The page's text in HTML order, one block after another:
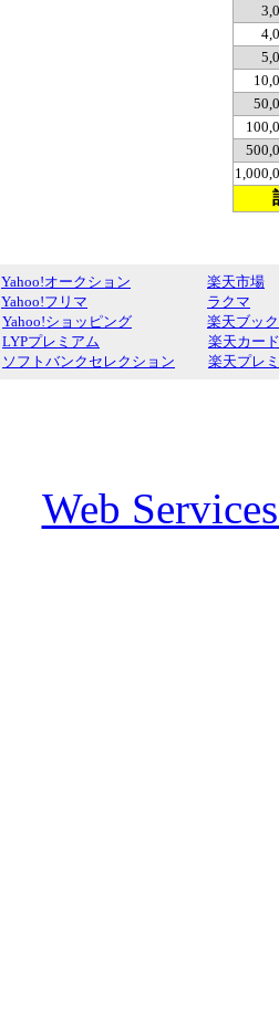
Yahoo!オークション
Yahoo!フリマ
Yahoo!ショッピング
LYPプレミアム
ソフトバンクセレクション
楽天市場
ラクマ
楽天ブッ
楽天カード
楽天プレ
Web